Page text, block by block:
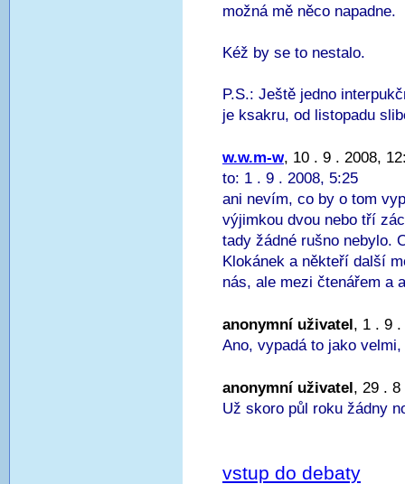
možná mě něco napadne.
Kéž by se to nestalo.
P.S.: Ještě jedno
je ksakru, od listopadu
w.w.m-w, 10 . 9 . 2008,
to: 1 . 9 . 2008, 5:25
ani nevím, co by o tom
výjimkou dvou nebo tří
tady žádné rušno nebylo.
Klokánek a někteří další
nás, ale mezi čtenářem a
anonymní uživatel, 1 . 9 .
Ano, vypadá to jako
anonymní uživatel, 29 . 8
Už skoro půl roku žádny
vstup do debaty